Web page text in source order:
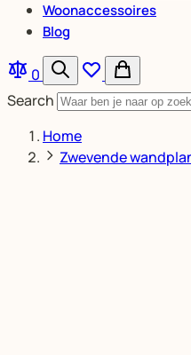
Woonaccessoires
Blog
0
Search
Home
Zwevende